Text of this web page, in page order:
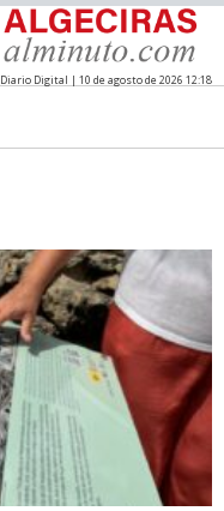
Diario Digital | 10 de agosto de 2026 12:18